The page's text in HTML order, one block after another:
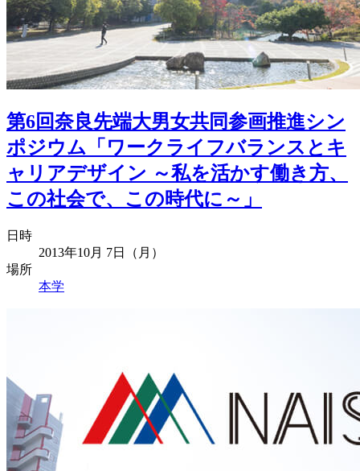
第6回奈良先端大男女共同参画推進シン
ポジウム「ワークライフバランスとキ
ャリアデザイン ～私を活かす働き方、
この社会で、この時代に～」
日時
2013年10月 7日（月）
場所
本学